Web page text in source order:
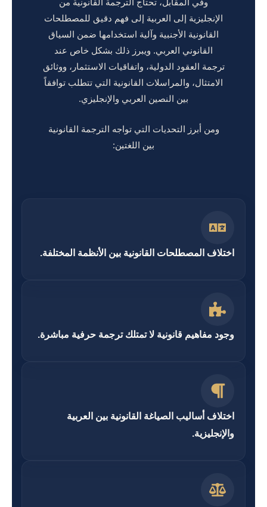
وفي المقابل، تحتاج الترجمة القانونية من
الإنجليزية إلى العربية إلى فهم دقيق للمصطلحات
القانونية الأجنبية وآلية استخدامها ضمن السياق
القانوني العربي. ويبرز ذلك بشكل خاص عند
ترجمة العقود الدولية، واتفاقيات الاستثمار، ووثائق
الامتثال، والمراسلات القانونية التي تتطلب توافقاً
بين النصين العربي والإنجليزي.
ومن أبرز التحديات التي تواجه الترجمة القانونية
بين اللغتين:
اختلاف المصطلحات القانونية بين الأنظمة المختلفة.
وجود مفاهيم قانونية لا تمتلك ترجمة حرفية مباشرة.
اختلاف أساليب الصياغة القانونية بين العربية
والإنجليزية.